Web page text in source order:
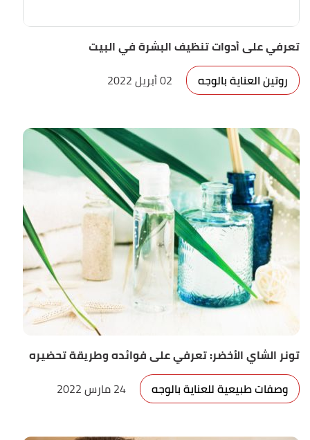
تعرفي على أدوات تنظيف البشرة في البيت
روتين العناية بالوجه
02 أبريل 2022
تونر الشاي الأخضر: تعرفي على فوائده وطريقة تحضيره
وصفات طبيعية للعناية بالوجه
24 مارس 2022